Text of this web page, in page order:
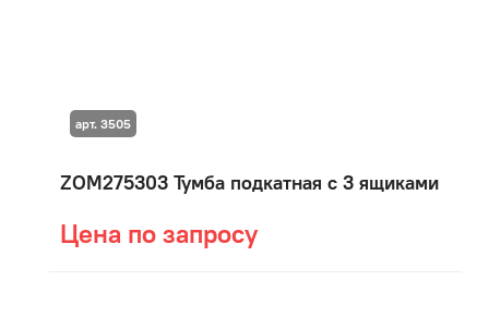
ZOM275303 Тумба подкатная с 3 ящиками
Цена по запросу
арт. 3505